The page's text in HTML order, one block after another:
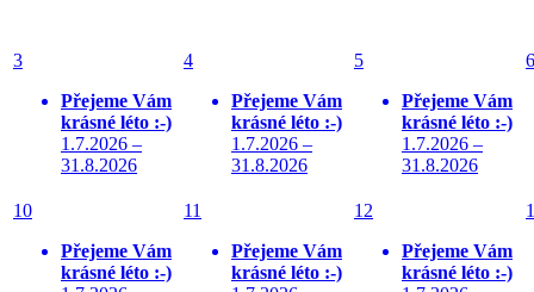
3
Přejeme Vám
krásné léto :-)
1.7.2026 –
31.8.2026
4
Přejeme Vám
krásné léto :-)
1.7.2026 –
31.8.2026
5
Přejeme Vám
krásné léto :-)
1.7.2026 –
31.8.2026
6
10
Přejeme Vám
krásné léto :-)
11
Přejeme Vám
krásné léto :-)
12
Přejeme Vám
krásné léto :-)